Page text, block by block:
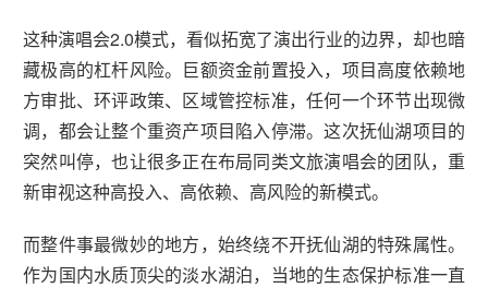
这种演唱会2.0模式，看似拓宽了演出行业的边界，却也暗
藏极高的杠杆风险。巨额资金前置投入，项目高度依赖地
方审批、环评政策、区域管控标准，任何一个环节出现微
调，都会让整个重资产项目陷入停滞。这次抚仙湖项目的
突然叫停，也让很多正在布局同类文旅演唱会的团队，重
新审视这种高投入、高依赖、高风险的新模式。
而整件事最微妙的地方，始终绕不开抚仙湖的特殊属性。
作为国内水质顶尖的淡水湖泊，当地的生态保护标准一直